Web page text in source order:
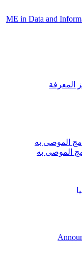
ME in Data and
المعرفة
الموصى به
الموصى به